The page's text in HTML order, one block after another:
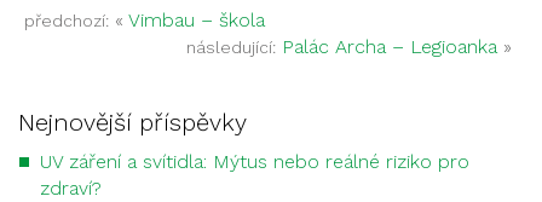
předchozí: « Vimbau – škola
následující: Palác Archa – Legioanka»
Nejnovější příspěvky
UV záření a svítidla: Mýtus nebo reálné riziko pro
zdraví?